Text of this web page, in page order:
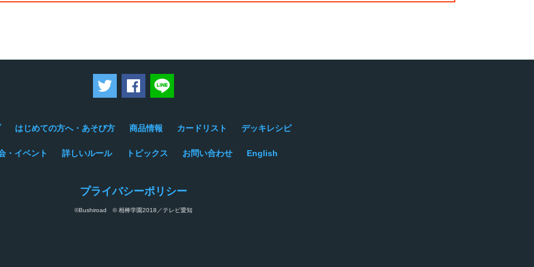
ツイートするFacebookでシェアする
はじめての方へ・あそび方 商品情報 カードリスト デッキレシピ
・イベント 詳しいルール トピックス お問い合わせ English
プライバシーポリシー
©Bushiroad © 相棒学園2018／テレビ愛知